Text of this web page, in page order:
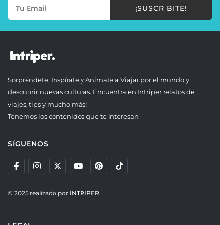
¡SUSCRIBITE!
Sorpréndete, Inspírate y Anímate a Viajar por el mundo y
descubrir nuevas culturas. Encuentra en Intriper relatos de
viajes, tips y mucho más!
Tenemos los contenidos que te interesan.
SÍGUENOS
© 2025 realizado por INTRIPER.